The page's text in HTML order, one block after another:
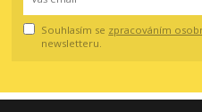
Souhlasím se zpracováním
newsletteru.